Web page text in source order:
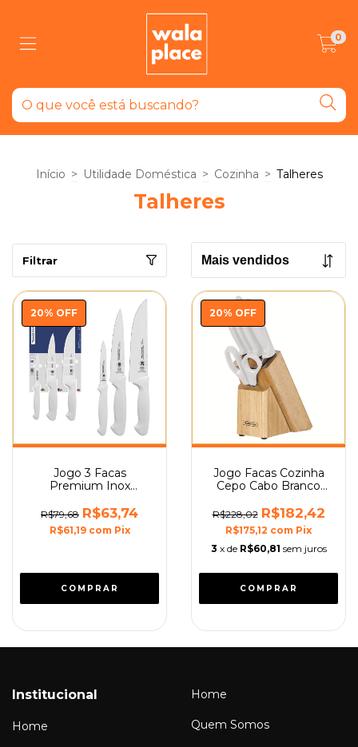
0
Início > Utilidade Doméstica > Cozinha > Talheres
Talheres
Filtrar
20% OFF
Jogo 3 Facas
Premium Inox
Tramontina
R$79,68 R$63,74
R$61,19 com Pix
20% OFF
Jogo Facas Cozinha
Cepo Cabo Branco
Tramontina
R$228,02 R$182,42
R$175,12 com Pix
3 x de R$60,81 sem juros
Institucional
Home
Home
Quem Somos